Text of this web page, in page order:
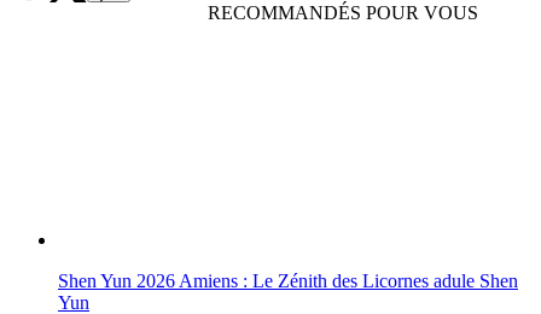
RECOMMANDÉS POUR VOUS
Shen Yun 2026 Amiens : Le Zénith des Licornes adule Shen
Yun